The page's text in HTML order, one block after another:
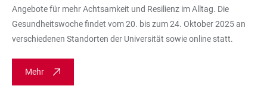
Angebote für mehr Achtsamkeit und Resilienz im Alltag. Die
Gesundheitswoche findet vom 20. bis zum 24. Oktober 2025 an
verschiedenen Standorten der Universität sowie online statt.
Mehr